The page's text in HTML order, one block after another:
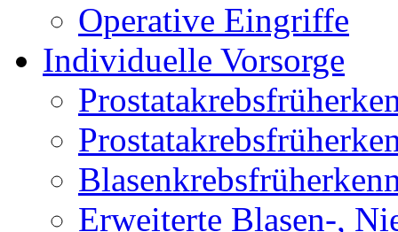
Operative Eingriffe
Individuelle Vorsorge
Erweiterte Blasen-,